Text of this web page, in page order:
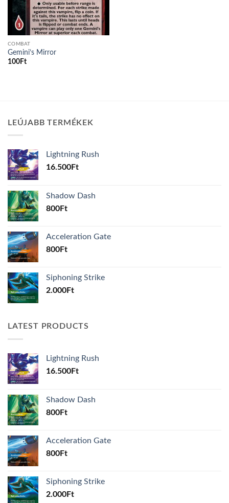
COMBAT
Gemini’s Mirror
100Ft
LEÚJABB TERMÉKEK
Lightning Rush
16.500Ft
Shadow Dash
800Ft
Acceleration Gate
800Ft
Siphoning Strike
2.000Ft
LATEST PRODUCTS
Lightning Rush
16.500Ft
Shadow Dash
800Ft
Acceleration Gate
800Ft
Siphoning Strike
2.000Ft